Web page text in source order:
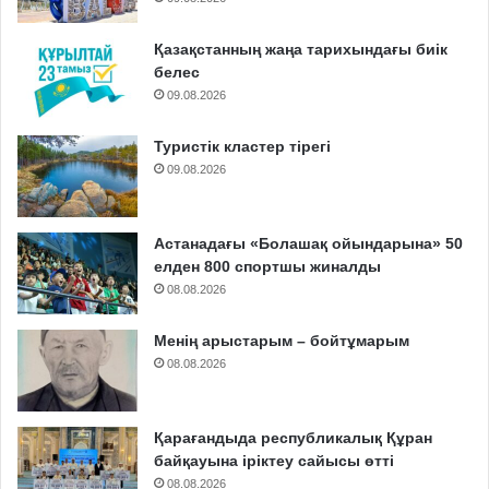
Қазақстанның жаңа тарихындағы биік
белес
09.08.2026
Туристік кластер тірегі
09.08.2026
Астанадағы «Болашақ ойындарына» 50
елден 800 спортшы жиналды
08.08.2026
Менің арыстарым – бойтұмарым
08.08.2026
Қарағандыда республикалық Құран
байқауына іріктеу сайысы өтті
08.08.2026